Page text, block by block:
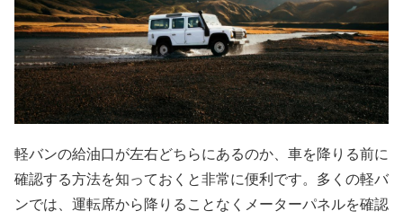
軽バンの給油口が左右どちらにあるのか、車を降りる前に
確認する方法を知っておくと非常に便利です。多くの軽バ
ンでは、運転席から降りることなくメーターパネルを確認